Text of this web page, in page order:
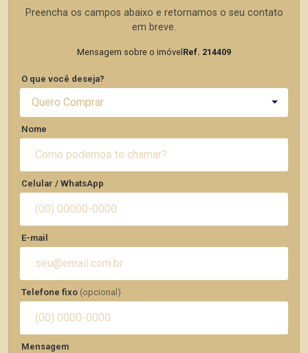
Preencha os campos abaixo e retornamos o seu contato
em breve.
Mensagem sobre o imóvel Ref. 214409
O que você deseja?
Quero Comprar
Nome
Celular / WhatsApp
E-mail
Telefone fixo (opcional)
Mensagem